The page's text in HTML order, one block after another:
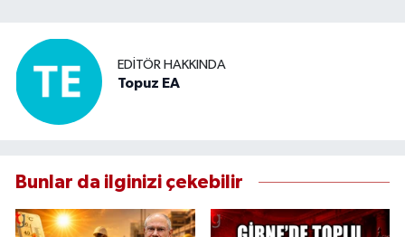
EDITÖR HAKKINDA
Topuz EA
Bunlar da ilginizi çekebilir